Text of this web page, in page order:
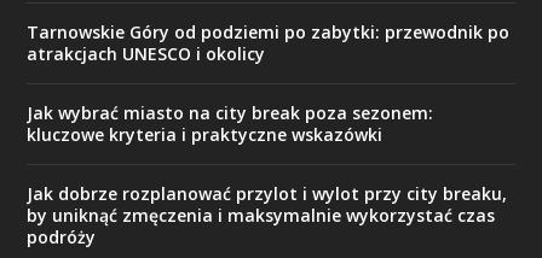
Tarnowskie Góry od podziemi po zabytki: przewodnik po
atrakcjach UNESCO i okolicy
Jak wybrać miasto na city break poza sezonem:
kluczowe kryteria i praktyczne wskazówki
Jak dobrze rozplanować przylot i wylot przy city breaku,
by uniknąć zmęczenia i maksymalnie wykorzystać czas
podróży